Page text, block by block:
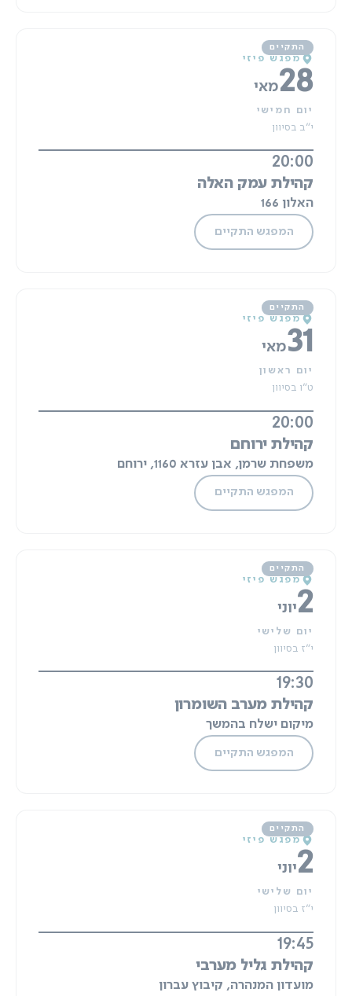
מפגש פיזי
28מאי
יום חמישי
י"ב בסיוון
20:00
קהילת עמק האלה
האלון 166
המפגש התקיים
מפגש פיזי
31מאי
יום ראשון
ט"ו בסיוון
20:00
קהילת ירוחם
משפחת שרמן, אבן עזרא 1160, ירוחם
המפגש התקיים
מפגש פיזי
2יוני
יום שלישי
י"ז בסיוון
19:30
קהילת מערב השומרון
מיקום ישלח בהמשך
המפגש התקיים
מפגש פיזי
2יוני
יום שלישי
י"ז בסיוון
19:45
קהילת גליל מערבי
מועדון המנהרה, קיבוץ עברון